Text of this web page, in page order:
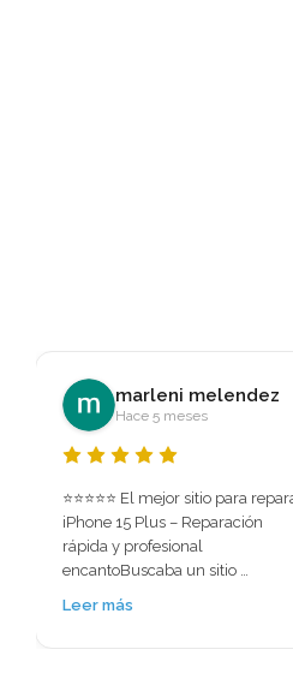
arcol streams
Hace 1 mes
Me repararon la pantalla de mi
MacBook en tiempo récord súper
recomendable el servicio.
Excelente trabajo y super rápido.
No perdí ningún tipo de
Leer más